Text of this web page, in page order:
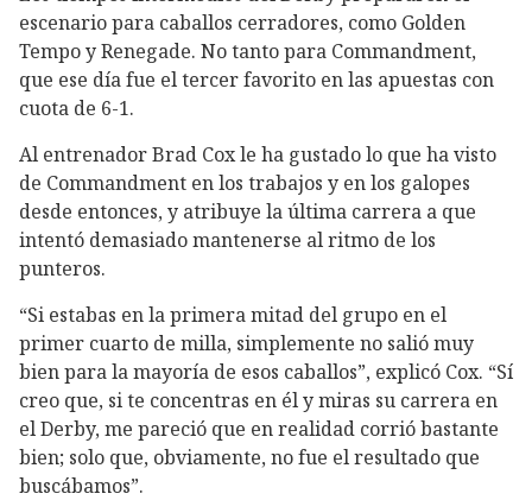
escenario para caballos cerradores, como Golden
Tempo y Renegade. No tanto para Commandment,
que ese día fue el tercer favorito en las apuestas con
cuota de 6-1.
Al entrenador Brad Cox le ha gustado lo que ha visto
de Commandment en los trabajos y en los galopes
desde entonces, y atribuye la última carrera a que
intentó demasiado mantenerse al ritmo de los
punteros.
“Si estabas en la primera mitad del grupo en el
primer cuarto de milla, simplemente no salió muy
bien para la mayoría de esos caballos”, explicó Cox. “Sí
creo que, si te concentras en él y miras su carrera en
el Derby, me pareció que en realidad corrió bastante
bien; solo que, obviamente, no fue el resultado que
buscábamos”.